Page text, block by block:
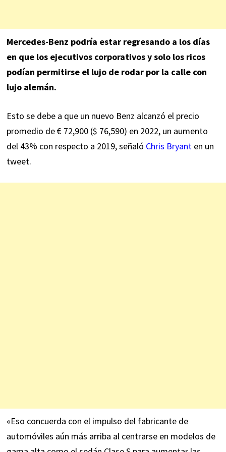
Mercedes-Benz podría estar regresando a los días
en que los ejecutivos corporativos y solo los ricos
podían permitirse el lujo de rodar por la calle con
lujo alemán.
Esto se debe a que un nuevo Benz alcanzó el precio
promedio de € 72,900 ($ 76,590) en 2022, un aumento
del 43% con respecto a 2019, señaló Chris Bryant en un
tweet.
«Eso concuerda con el impulso del fabricante de
automóviles aún más arriba al centrarse en modelos de